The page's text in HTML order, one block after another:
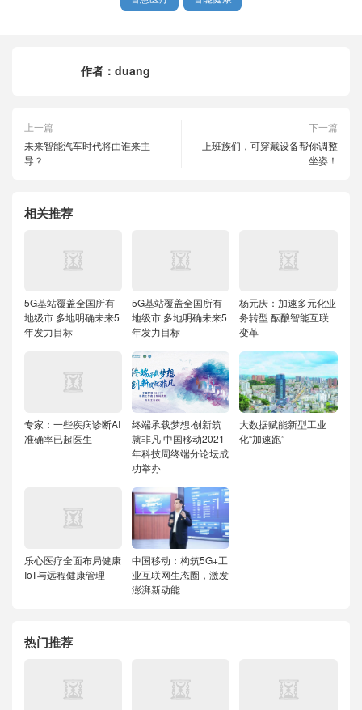
作者： duang
上一篇
未来智能汽车时代将由谁来主
导？
下一篇
上班族们，可穿戴设备帮你调整
坐姿！
相关推荐
5G基站覆盖全国所有
地级市 多地明确未来5
年发力目标
5G基站覆盖全国所有
地级市 多地明确未来5
年发力目标
杨元庆：加速多元化业
务转型 酝酿智能互联
变革
专家：一些疾病诊断AI
准确率已超医生
终端承载梦想·创新筑
就非凡 中国移动2021
年科技周终端分论坛成
功举办
大数据赋能新型工业
化“加速跑”
乐心医疗全面布局健康
IoT与远程健康管理
中国移动：构筑5G+工
业互联网生态圈，激发
澎湃新动能
热门推荐